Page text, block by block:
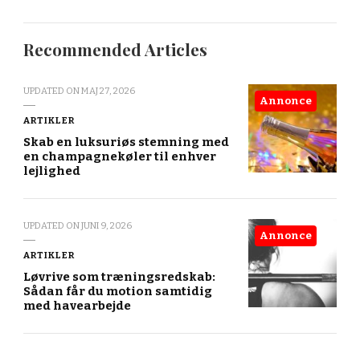
Recommended Articles
UPDATED ONMAJ 27, 2026
ARTIKLER
Skab en luksuriøs stemning med
en champagnekøler til enhver
lejlighed
Annonce
UPDATED ONJUNI 9, 2026
ARTIKLER
Løvrive som træningsredskab:
Sådan får du motion samtidig
med havearbejde
Annonce